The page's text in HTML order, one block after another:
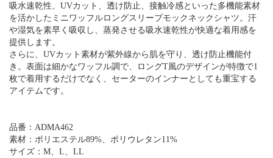
吸水速乾性、UVカット、透け防止、接触冷感といった多機能素材
を活かしたミニワッフルロングスリーブモックネックシャツ。汗
や湿気を素早く吸収し、蒸発させる吸水速乾性が快適な着用感を
提供します。
さらに、UVカット素材が紫外線から肌を守り、透け防止機能付
き。表面は細かなワッフル調で、ロングT風のデザインが特徴で1
枚で着用するだけでなく、セーターのインナーとしても重宝する
アイテムです。
品番：ADMA462
素材：ポリエステル89%、ポリウレタン11%
サイズ：M、L、LL